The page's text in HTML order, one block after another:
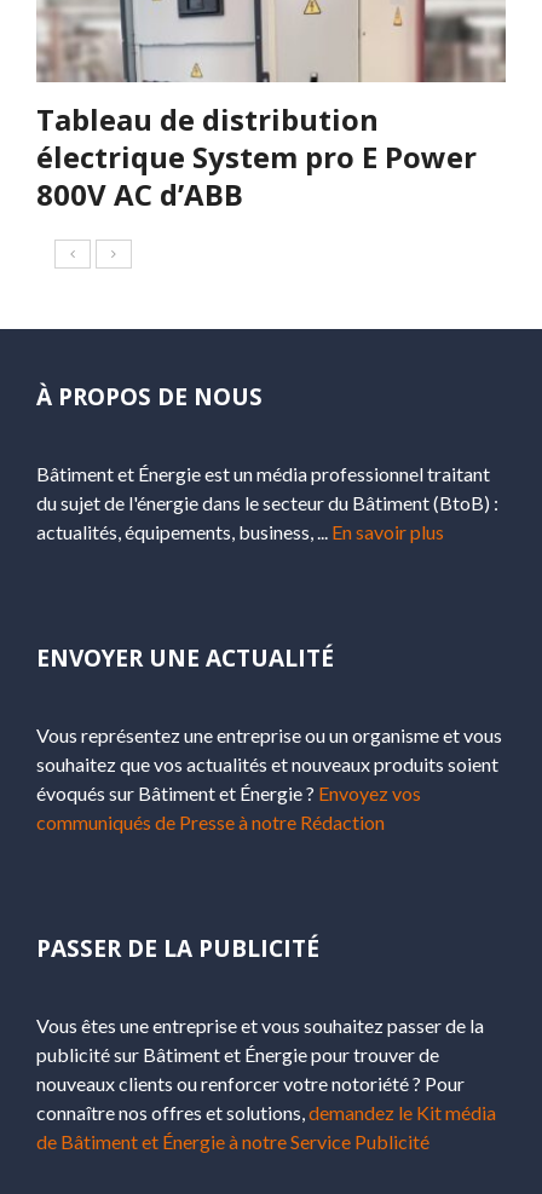
Tableau de distribution
électrique System pro E Power
800V AC d’ABB
À PROPOS DE NOUS
Bâtiment et Énergie est un média professionnel traitant
du sujet de l'énergie dans le secteur du Bâtiment (BtoB) :
actualités, équipements, business, ... En savoir plus
ENVOYER UNE ACTUALITÉ
Vous représentez une entreprise ou un organisme et vous
souhaitez que vos actualités et nouveaux produits soient
évoqués sur Bâtiment et Énergie ? Envoyez vos
communiqués de Presse à notre Rédaction
PASSER DE LA PUBLICITÉ
Vous êtes une entreprise et vous souhaitez passer de la
publicité sur Bâtiment et Énergie pour trouver de
nouveaux clients ou renforcer votre notoriété ? Pour
connaître nos offres et solutions, demandez le Kit média
de Bâtiment et Énergie à notre Service Publicité